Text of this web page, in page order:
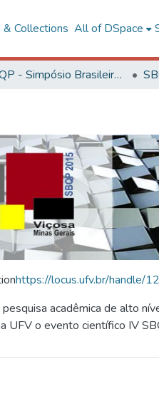
Collections All of DSpace
SBQP - Simpósio Brasileiro de Qualidade do Projeto no Ambiente Construído
https://locus.ufv.br/handle/
acadêmica de alto
UFV o evento científico IV